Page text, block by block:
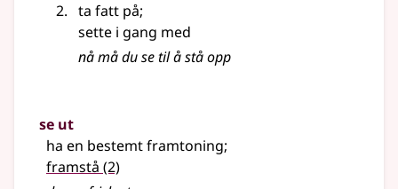
ta fatt på;
sette i gang med
nå må du se til å stå opp
se ut
ha en bestemt framtoning;
framstå (2)